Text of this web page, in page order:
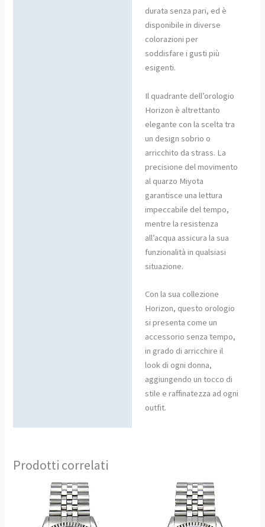
durata senza pari, ed è
disponibile in diverse
colorazioni per
soddisfare i gusti più
esigenti.
Il quadrante dell’orologio
Horizon è altrettanto
elegante con la scelta tra
un design sobrio o
arricchito da strass. La
precisione del movimento
al quarzo Miyota
garantisce una lettura
impeccabile del tempo,
mentre la resistenza
all’acqua assicura la sua
funzionalità in qualsiasi
situazione.
Con la sua collezione
Horizon, questo orologio
si presenta come un
accessorio senza tempo,
in grado di arricchire il
look di ogni donna,
aggiungendo un tocco di
stile e raffinatezza ad ogni
outfit.
Prodotti correlati